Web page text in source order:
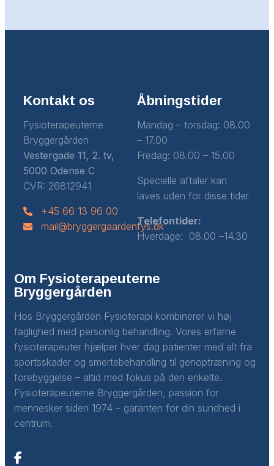
Om Fysioterapeuterne
Bryggergården
Hos Bryggergården Fysioterapi kombinerer vi høj
faglighed med personlig behandling. Vores erfarne
fysioterapeuter hjælper hver dag patienter med alt fra
sportsskader og smertebehandling til genoptræning og
forebyggelse – altid med fokus på den enkelte.
Fysioterapeuterne Bryggergården, passion for
mennesker siden 1974 – garanten for din sundhed i
centrum.
Åbningstider
Mandag – torsdag: 08.00
– 17.00
Fredag: 08.00 – 15.00
Specielle aftaler kan
laves uden for disse tider
Telefontider:
Hverdage: 08.00 –14.30
Kontakt os
Fysioterapeuterne
Bryggergården
Vestergade 11, 2. tv,
5000 Odense C
CVR: 26812941
+45 66 13 96 00
mail@bryggergaardenfys.dk